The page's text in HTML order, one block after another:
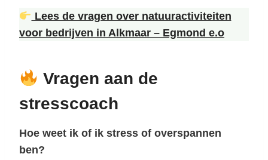
Lees de vragen over natuuractiviteiten
voor bedrijven in Alkmaar – Egmond e.o
Vragen aan de
stresscoach
Hoe weet ik of ik stress of overspannen
ben?